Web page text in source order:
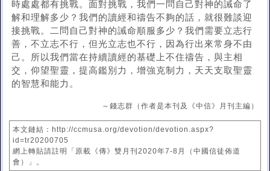
時處處都有挑戰。面對挑戰，我們一問自己對神的誡命了
解和理解多少？我們的讀經和禱告不夠的話，就很難談迎
接挑戰。二問自己對神的誡命順服多少？我們需要立志行
善，不立志不行，但光立志也不行，因為行出來常身不由
己。所以我們當在持續讀經的基礎上不住禱告，與主相
交，仰望聖靈，提高鑑別力，增強克制力，天天支取聖靈
的智慧和能力。
～錢志群（作者是本刊及《中信》月刊主編）
本文鏈結：http://ccmusa.org/devotion/devotion.aspx?
id=tr20200705
網上轉貼請註明「原載《傳》雙月刊2020年7-8月（中國信徒佈道
會）」。